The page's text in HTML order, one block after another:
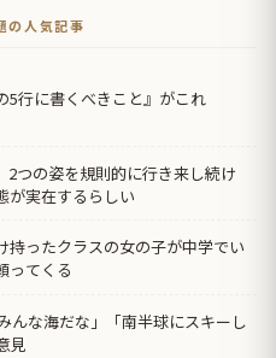
人気記事
5行に書くべきこと』がこれ
2つの姿を規則的に行き来し続け
が実在するらしい
持ったクラスの女の子が中学でい
ってくる
んな海だな」「南半球にスキーし
見